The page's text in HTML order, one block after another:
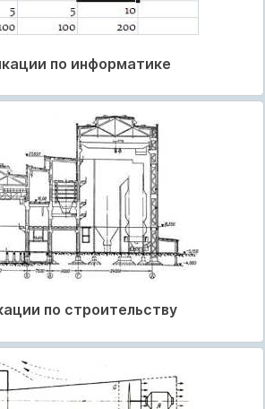
по информатике
по строительству